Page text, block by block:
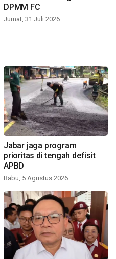
DPMM FC
Jumat, 31 Juli 2026
Jabar jaga program
prioritas di tengah defisit
APBD
Rabu, 5 Agustus 2026